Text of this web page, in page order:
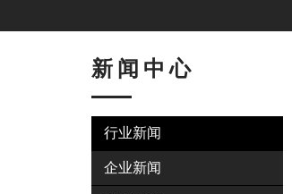
新闻中心
行业新闻
企业新闻